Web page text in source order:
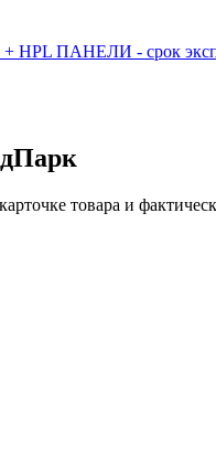
HPL ПАНЕЛИ - срок
товара и